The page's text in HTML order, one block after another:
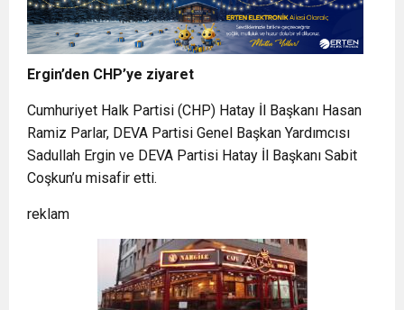
Ergin’den CHP’ye ziyaret
Cumhuriyet Halk Partisi (CHP) Hatay İl Başkanı Hasan
Ramiz Parlar, DEVA Partisi Genel Başkan Yardımcısı
Sadullah Ergin ve DEVA Partisi Hatay İl Başkanı Sabit
Coşkun’u misafir etti.
reklam